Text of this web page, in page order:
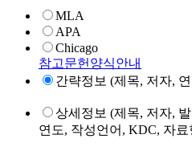
MLA
APA
Chicago
참고문헌양식안내
간략정보 (제목, 저자,
상세정보 (제목, 저자,
연도, 작성언어, KDC, 자